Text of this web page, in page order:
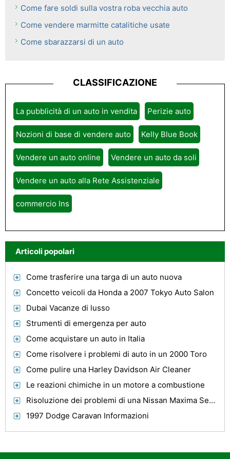
Come fare soldi sulla vostra roba vecchia auto
Come vendere marmitte catalitiche usate
Come sbarazzarsi di un auto
CLASSIFICAZIONE
La pubblicità di un auto in vendita Perizie auto
Nozioni di base di vendere auto Kelly Blue Book
Vendere un auto online Vendere un auto da soli
Vendere un auto alla Rete Assistenziale
commercio Ins
Articoli popolari
Come trasferire una targa di un auto nuova
Concetto veicoli da Honda a 2007 Tokyo Auto Salon
Dubai Vacanze di lusso
Strumenti di emergenza per auto
Come acquistare un auto in Italia
Come risolvere i problemi di auto in un 2000 Toro
Come pulire una Harley Davidson Air Cleaner
Le reazioni chimiche in un motore a combustione
Risoluzione dei problemi di una Nissan Maxima Security System 1995
1997 Dodge Caravan Informazioni